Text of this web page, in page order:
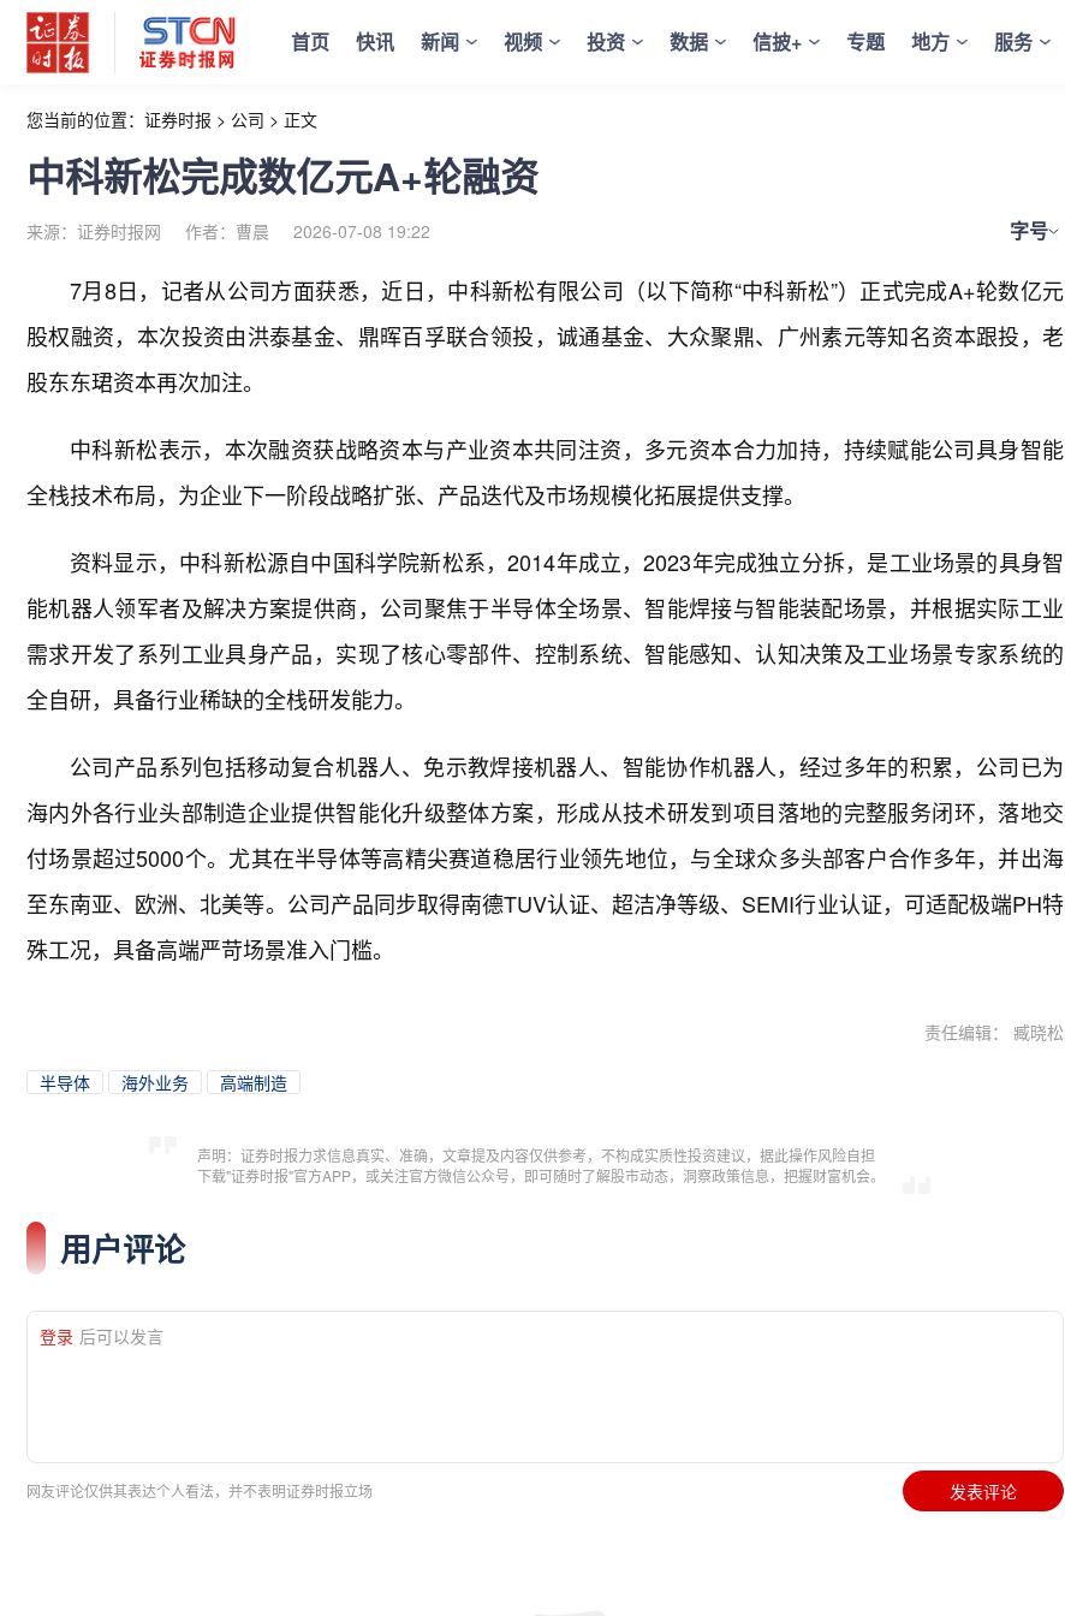
首页 快讯 新闻 视频 投资 数据 信披+ 专题 地方 服务
您当前的位置： 证券时报 > 公司 > 正文
中科新松完成数亿元A+轮融资
来源：证券时报网 作者：曹晨 2026-07-08 19:22 字号
7月8日，记者从公司方面获悉，近日，中科新松有限公司（以下简称“中科新松”）正式完成A+轮数亿元
股权融资，本次投资由洪泰基金、鼎晖百孚联合领投，诚通基金、大众聚鼎、广州素元等知名资本跟投，老
股东东珺资本再次加注。
中科新松表示，本次融资获战略资本与产业资本共同注资，多元资本合力加持，持续赋能公司具身智能
全栈技术布局，为企业下一阶段战略扩张、产品迭代及市场规模化拓展提供支撑。
资料显示，中科新松源自中国科学院新松系，2014年成立，2023年完成独立分拆，是工业场景的具身智
能机器人领军者及解决方案提供商，公司聚焦于半导体全场景、智能焊接与智能装配场景，并根据实际工业
需求开发了系列工业具身产品，实现了核心零部件、控制系统、智能感知、认知决策及工业场景专家系统的
全自研，具备行业稀缺的全栈研发能力。
公司产品系列包括移动复合机器人、免示教焊接机器人、智能协作机器人，经过多年的积累，公司已为
海内外各行业头部制造企业提供智能化升级整体方案，形成从技术研发到项目落地的完整服务闭环，落地交
付场景超过5000个。尤其在半导体等高精尖赛道稳居行业领先地位，与全球众多头部客户合作多年，并出海
至东南亚、欧洲、北美等。公司产品同步取得南德TUV认证、超洁净等级、SEMI行业认证，可适配极端PH特
殊工况，具备高端严苛场景准入门槛。
责任编辑： 臧晓松
半导体 海外业务 高端制造
声明：证券时报力求信息真实、准确，文章提及内容仅供参考，不构成实质性投资建议，据此操作风险自担
下载"证券时报"官方APP，或关注官方微信公众号，即可随时了解股市动态，洞察政策信息，把握财富机会。
用户评论
登录 后可以发言
网友评论仅供其表达个人看法，并不表明证券时报立场 发表评论